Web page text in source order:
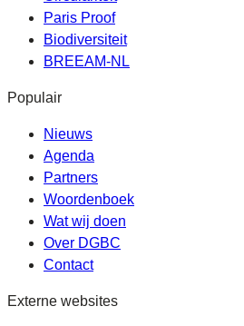
Paris Proof
Biodiversiteit
BREEAM-NL
Populair
Nieuws
Agenda
Partners
Woordenboek
Wat wij doen
Over DGBC
Contact
Externe websites